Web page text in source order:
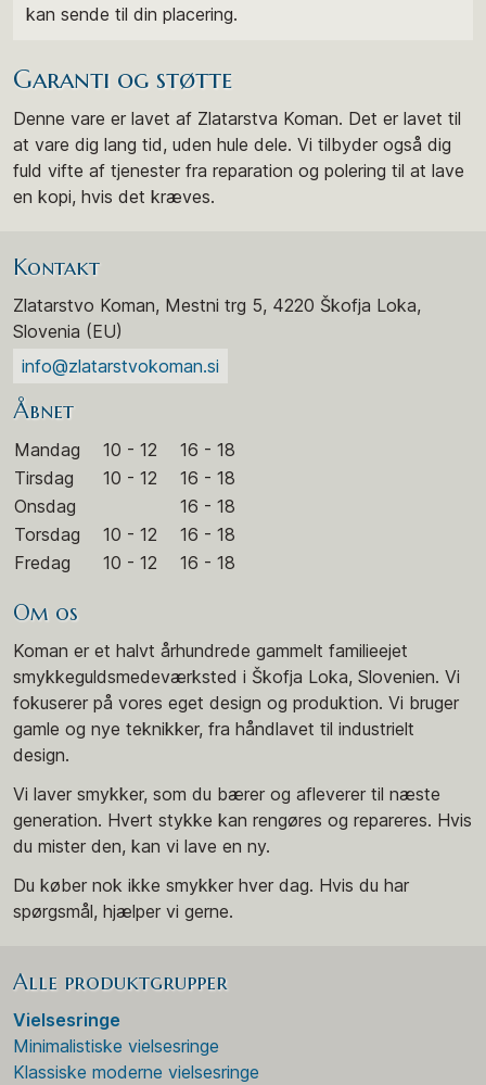
kan sende til din placering.
Garanti og støtte
Denne vare er lavet af Zlatarstva Koman. Det er lavet til
at vare dig lang tid, uden hule dele. Vi tilbyder også dig
fuld vifte af tjenester fra reparation og polering til at lave
en kopi, hvis det kræves.
Kontakt
Zlatarstvo Koman, Mestni trg 5, 4220 Škofja Loka,
Slovenia (EU)
info@zlatarstvokoman.si
Åbnet
Mandag 10 - 12
16 - 18
Tirsdag
10 - 12
16 - 18
Onsdag
16 - 18
Torsdag
10 - 12
16 - 18
Fredag
10 - 12 16 - 18
Om os
Koman er et halvt århundrede gammelt familieejet
smykkeguldsmedeværksted i Škofja Loka, Slovenien. Vi
fokuserer på vores eget design og produktion. Vi bruger
gamle og nye teknikker, fra håndlavet til industrielt
design.
Vi laver smykker, som du bærer og afleverer til næste
generation. Hvert stykke kan rengøres og repareres. Hvis
du mister den, kan vi lave en ny.
Du køber nok ikke smykker hver dag. Hvis du har
spørgsmål, hjælper vi gerne.
Alle produktgrupper
Vielsesringe
Minimalistiske vielsesringe
Klassiske moderne vielsesringe